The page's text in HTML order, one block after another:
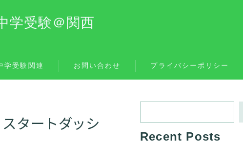
学受験＠関西
学受験関連 お問い合わせ プライバシーポリシー
タートダッシ
Recent Posts